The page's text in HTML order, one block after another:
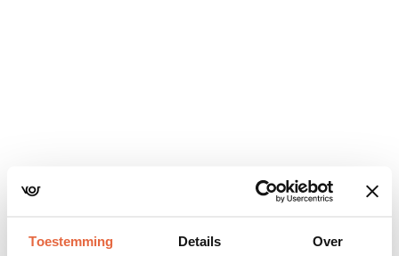
Toestemming Details Over